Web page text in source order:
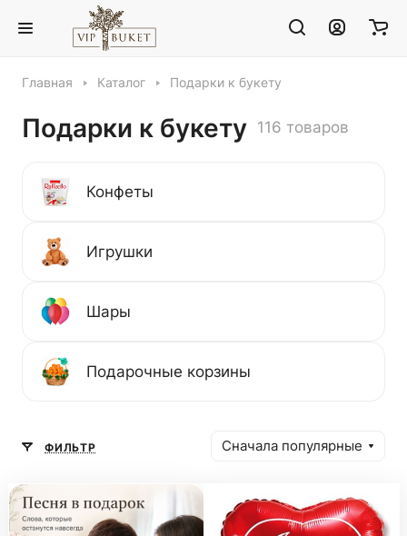
Главная Каталог Подарки к букету
Подарки к букету 116 товаров
Конфеты
Игрушки
Шары
Подарочные корзины
ФИЛЬТР Сначала популярные